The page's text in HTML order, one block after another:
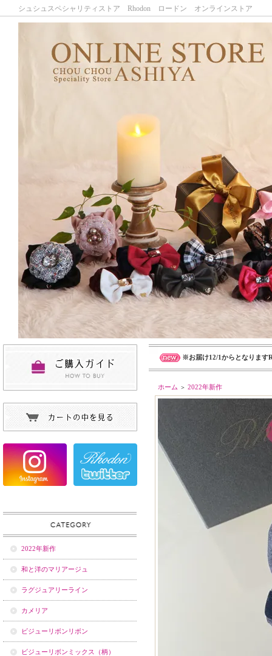
シュシュスペシャリティストア Rhodon ロードン オンラインストア
2022年新作
和と洋のマリアージュ
ラグジュアリーライン
カメリア
ビジューリボンリボン
ビジューリボンミックス（柄）
※お届け12/1からとなります
ホーム ＞ 2022年新作